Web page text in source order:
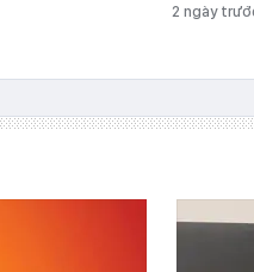
2 ngày